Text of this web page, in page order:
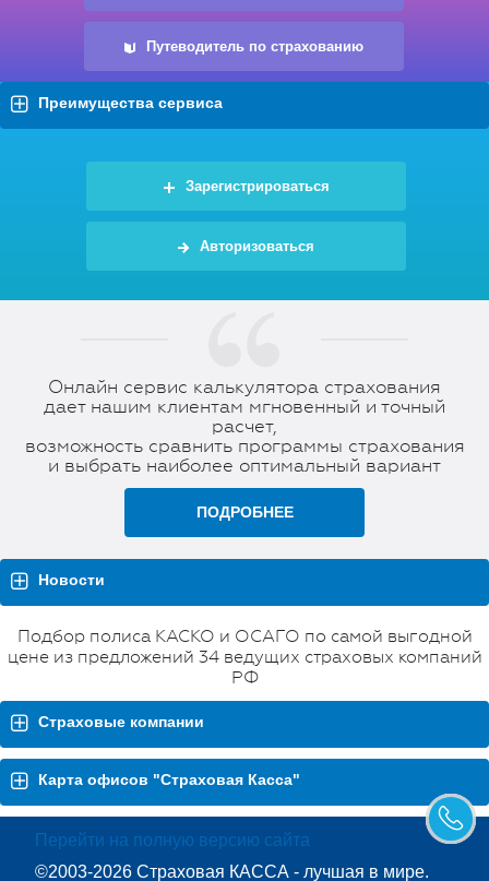
Путеводитель по страхованию
Преимущества сервиса
Зарегистрироваться
Авторизоваться
Онлайн сервис калькулятора страхования
дает нашим клиентам мгновенный и точный
расчет,
возможность сравнить программы страхования
и выбрать наиболее оптимальный вариант
ПОДРОБНЕЕ
Новости
Подбор полиса КАСКО и ОСАГО по самой выгодной
цене из предложений 34 ведущих страховых компаний
РФ
Страховые компании
Карта офисов "Страховая Касса"
Перейти на полную версию сайта
©2003-2026 Страховая КАССА - лучшая в мире.